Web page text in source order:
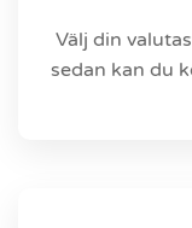
Välj din
sedan kan du